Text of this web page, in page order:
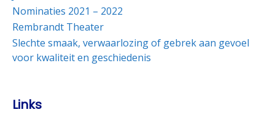
Nominaties 2021 – 2022
Rembrandt Theater
Slechte smaak, verwaarlozing of gebrek aan gevoel
voor kwaliteit en geschiedenis
Links